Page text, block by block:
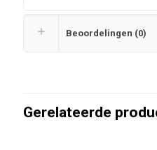
Beoordelingen (0)
Gerelateerde